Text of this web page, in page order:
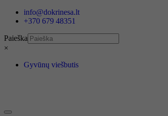
info@dokrinesa.lt
+370 679 48351
Paieška
×
Gyvūnų viešbutis